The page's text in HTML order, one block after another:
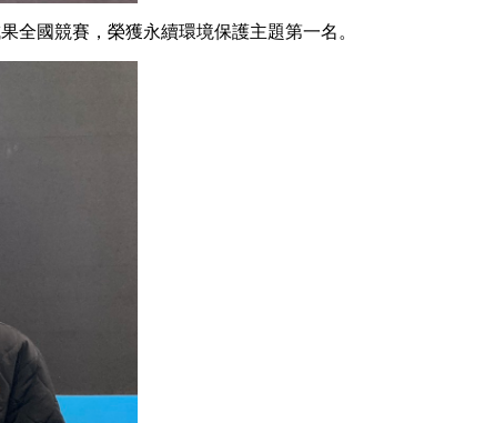
國競賽，榮獲永續環境保護主題第一名。